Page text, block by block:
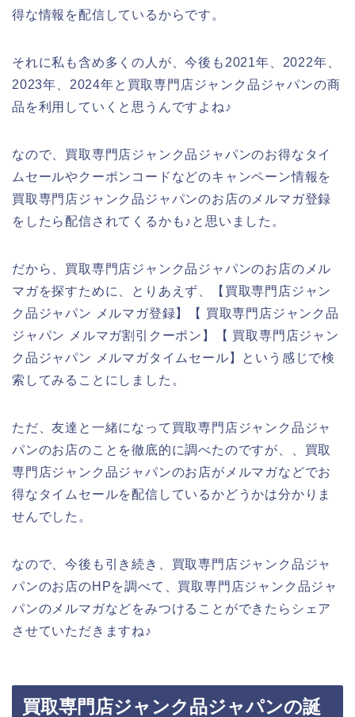
得な情報を配信しているからです。
それに私も含め多くの人が、今後も2021年、2022年、
2023年、2024年と買取専門店ジャンク品ジャパンの商
品を利用していくと思うんですよね♪
なので、買取専門店ジャンク品ジャパンのお得なタイ
ムセールやクーポンコードなどのキャンペーン情報を
買取専門店ジャンク品ジャパンのお店のメルマガ登録
をしたら配信されてくるかも♪と思いました。
だから、買取専門店ジャンク品ジャパンのお店のメル
マガを探すために、とりあえず、【買取専門店ジャン
ク品ジャパン メルマガ登録】【 買取専門店ジャンク品
ジャパン メルマガ割引クーポン】【 買取専門店ジャン
ク品ジャパン メルマガタイムセール】という感じで検
索してみることにしました。
ただ、友達と一緒になって買取専門店ジャンク品ジャ
パンのお店のことを徹底的に調べたのですが、、買取
専門店ジャンク品ジャパンのお店がメルマガなどでお
得なタイムセールを配信しているかどうかは分かりま
せんでした。
なので、今後も引き続き、買取専門店ジャンク品ジャ
パンのお店のHPを調べて、買取専門店ジャンク品ジャ
パンのメルマガなどをみつけることができたらシェア
させていただきますね♪
買取専門店ジャンク品ジャパンの誕